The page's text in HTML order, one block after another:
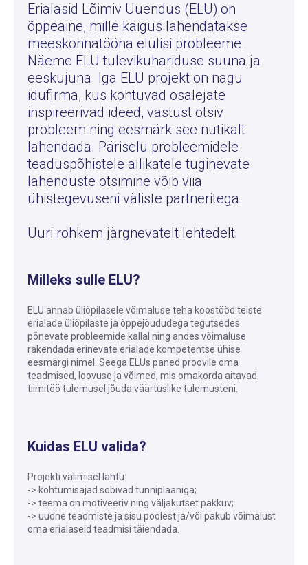
Erialasid Lõimiv Uuendus (ELU) on
õppeaine, mille käigus lahendatakse
meeskonnatööna elulisi probleeme.
Näeme ELU tulevikuhariduse suuna ja
eeskujuna. Iga ELU projekt on nagu
idufirma, kus kohtuvad osalejate
inspireerivad ideed, vastust otsiv
probleem ning eesmärk see nutikalt
lahendada. Päriselu probleemidele
teaduspõhistele allikatele tuginevate
lahenduste otsimine võib viia
ühistegevuseni väliste partneritega.
Uuri rohkem järgnevatelt lehtedelt:
Milleks sulle ELU?
ELU annab üliõpilasele võimaluse teha koostööd teiste
erialade üliõpilaste ja õppejõududega tegutsedes
põnevate probleemide kallal ning andes võimaluse
rakendada erinevate erialade kompetentse ühise
eesmärgi nimel. Seega ELUs paned proovile oma
teadmised, loovuse ja võimed, mis omakorda aitavad
tiimitöö tulemusel jõuda väärtuslike tulemusteni.
Kuidas ELU valida?
Projekti valimisel lähtu:
-> kohtumisajad sobivad tunniplaaniga;
-> teema on motiveeriv ning väljakutset pakkuv;
-> uudne teadmiste ja sisu poolest ja/või pakub võimalust
oma erialaseid teadmisi täiendada.